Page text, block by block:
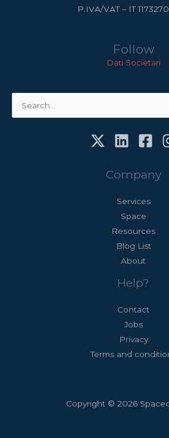
P.IVA/VAT – IT
Follow
Dati Societari
Cerca:
Company
Services
Space
Resources
Blog List
About
Help?
Contact
Jobs
Privacy
Terms and
Copyright © 2026